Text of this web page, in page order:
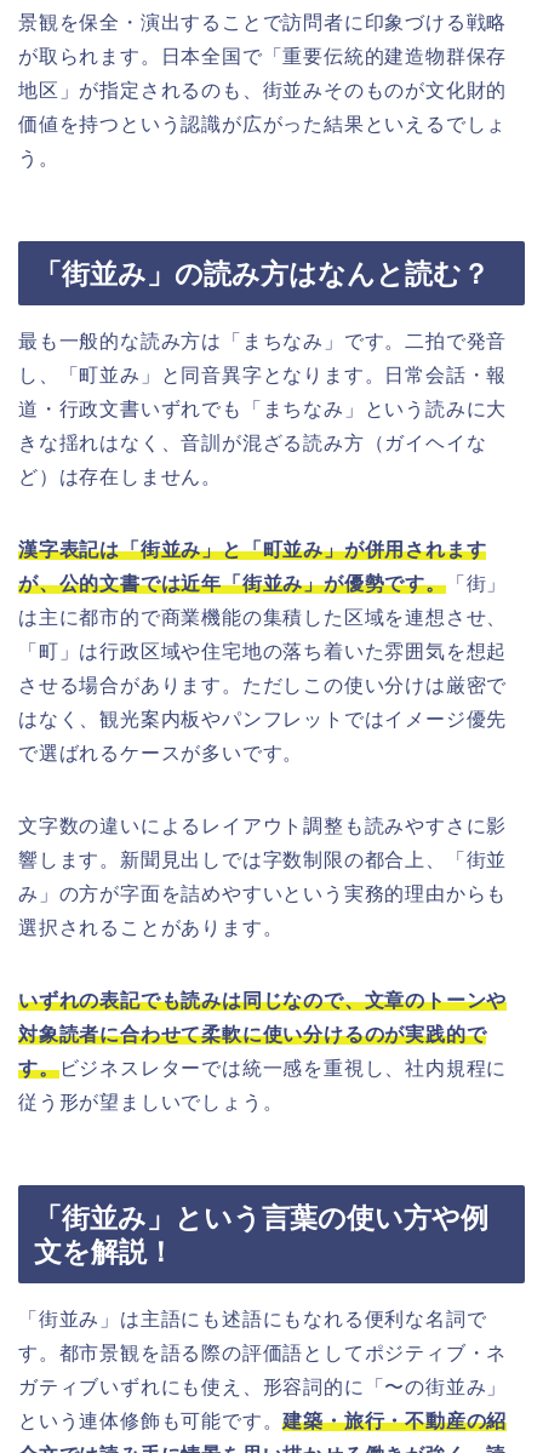
景観を保全・演出することで訪問者に印象づける戦略
が取られます。日本全国で「重要伝統的建造物群保存
地区」が指定されるのも、街並みそのものが文化財的
価値を持つという認識が広がった結果といえるでしょ
う。
「街並み」の読み方はなんと読む？
最も一般的な読み方は「まちなみ」です。二拍で発音
し、「町並み」と同音異字となります。日常会話・報
道・行政文書いずれでも「まちなみ」という読みに大
きな揺れはなく、音訓が混ざる読み方（ガイヘイな
ど）は存在しません。
漢字表記は「街並み」と「町並み」が併用されます
が、公的文書では近年「街並み」が優勢です。「街」
は主に都市的で商業機能の集積した区域を連想させ、
「町」は行政区域や住宅地の落ち着いた雰囲気を想起
させる場合があります。ただしこの使い分けは厳密で
はなく、観光案内板やパンフレットではイメージ優先
で選ばれるケースが多いです。
文字数の違いによるレイアウト調整も読みやすさに影
響します。新聞見出しでは字数制限の都合上、「街並
み」の方が字面を詰めやすいという実務的理由からも
選択されることがあります。
いずれの表記でも読みは同じなので、文章のトーンや
対象読者に合わせて柔軟に使い分けるのが実践的で
す。ビジネスレターでは統一感を重視し、社内規程に
従う形が望ましいでしょう。
「街並み」という言葉の使い方や例
文を解説！
「街並み」は主語にも述語にもなれる便利な名詞で
す。都市景観を語る際の評価語としてポジティブ・ネ
ガティブいずれにも使え、形容詞的に「〜の街並み」
という連体修飾も可能です。建築・旅行・不動産の紹